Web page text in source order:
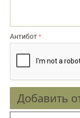
Антибот
Добавить